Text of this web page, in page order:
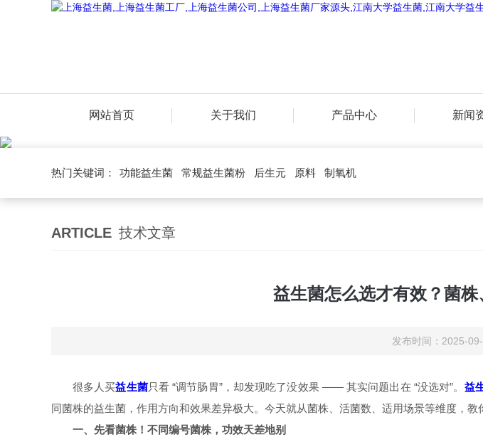
网站首页 关于我们 产品中心 新闻
热门关键词： 功能益生菌 常规益生菌粉 后生元 原料 制氧机
ARTICLE 技术文章
益生菌怎么选才有效？菌
发布时间：2025-
很多人买益生菌只看 “调节肠胃”，却发现吃了没效果 —— 其实问题出在 “没选对”。 益
同菌株的益生菌，作用方向和效果差异极大。今天就从菌株、活菌数、适用场景等维度，教
一、先看菌株！不同编号菌株，功效天差地别